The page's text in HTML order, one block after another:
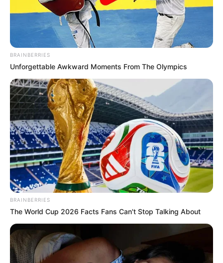
Η omertà της Covid
Πέμπτη, 29 Σεπτεμβρίου 2022, 19:54
Η omertà της Covid… “Αλλά...
Ο Υπόγειος Πόλεμος είναι
γεγονός.. Το κυνήγι είναι σε
εξέλιξη
Κεντρικό Ισραηλιτικό
Συμβούλιο: Αντιδρά για την
προαγωγή της Παγουτέλη
στην αντιπροεδρία του...
ΑΠΟΚΑΛΥΨΗ ΤΩΡΑ. ΗΡΘΕ Η
ΩΡΑ ΤΩΝ ΓΗΙΝΩΝ
ΑΠΟΚΑΛΥΨΕΩΝ ΛΕΠΤΟ ΠΡΟΣ
ΛΕΠΤΟ. Ο...
Συνέντευξη Alexander Dugin
σχολιάζοντας τον λόγο
Πούτιν: Είναι η έναρξη της
Νικηφόρας...
BRAINBERRIES
Unforgettable Awkward Moments From The Olympics
BRAINBERRIES
The World Cup 2026 Facts Fans Can't Stop Talking About